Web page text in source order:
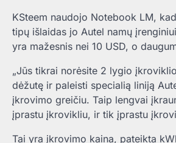
KSteem naudojo Notebook LM,
tipų išlaidas jo Autel namų
yra mažesnis nei 10 USD, o
„Jūs tikrai norėsite 2 lygio
dėžutę ir paleisti specialią liniją
įkrovimo greičiu. Taip lengvai
įprastu įkrovikliu, ir tik įprastu
Tai yra įkrovimo kaina, pateikta